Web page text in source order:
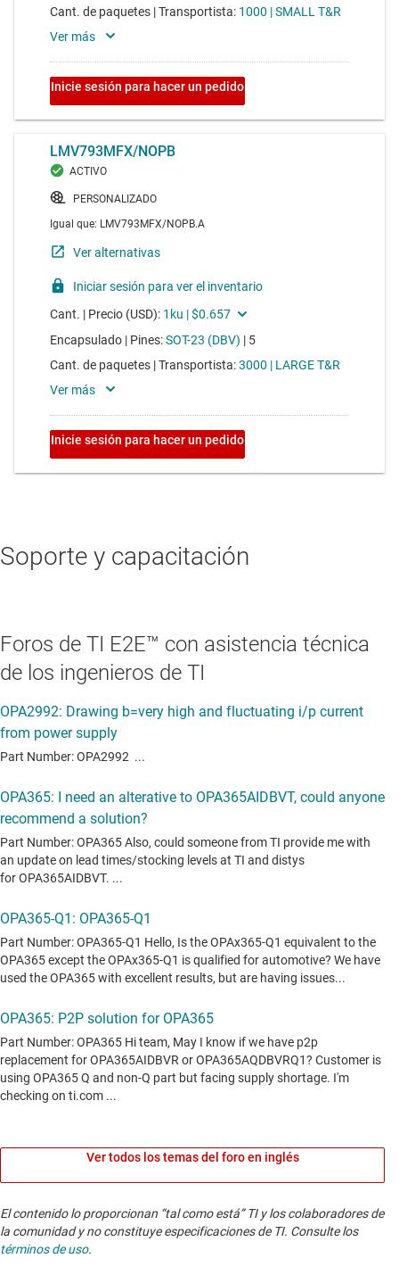
Soporte y capacitación
Foros de TI E2E™ con asistencia técnica
de los ingenieros de TI
Ver todos los temas del foro en inglés
El contenido lo proporcionan “tal como está” TI y los colaboradores de
la comunidad y no constituye especificaciones de TI. Consulte los
términos de uso.